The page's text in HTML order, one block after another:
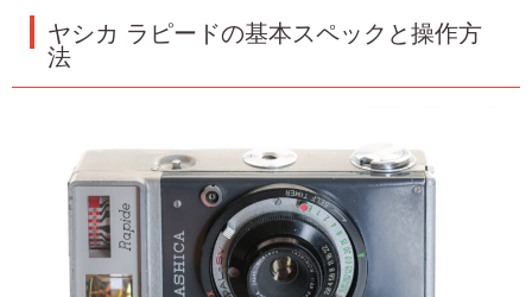
ヤシカ ラピードの基本スペックと操作方
法